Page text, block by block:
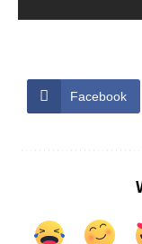
Facebook